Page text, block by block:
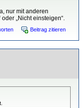
nur mit anderen
„Nicht einsteigen“.
Beitrag zitieren